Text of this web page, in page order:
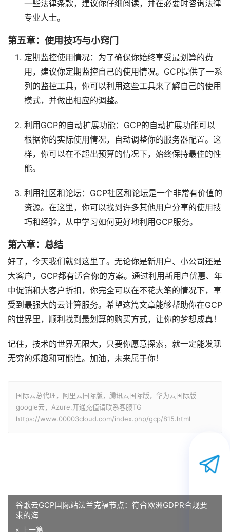
一些法律条款，建议你仔细阅读，并在必要时咨询法律
专业人士。
第五章：使用技巧与小窍门
定期监控使用情况：为了确保你始终享受最划算的费
用，建议你定期监控自己的使用情况。GCP提供了一系
列的监控工具，你可以利用这些工具来了解自己的使用
模式，并做出相应的调整。
利用GCP的自动扩展功能：GCP的自动扩展功能可以
根据你的实际使用情况，自动调整你的服务器配置。这
样，你可以在不超出预算的情况下，始终保持最佳的性
能。
利用社区和论坛：GCP社区和论坛是一个非常有价值的
资源。在这里，你可以找到许多其他用户分享的使用技
巧和经验，从中学习如何更好地利用GCP服务。
第六章：总结
好了，今天我们就到这里了。无论你是新用户、小公司还是
大客户，GCP都有适合你的方案。通过利用新用户优惠、年
中促销和大客户折扣，你完全可以在不花大笔的情况下，享
受到最强大的云计算服务。希望这篇文章能够帮助你在GCP
的世界里，顺利找到最划算的购买方式，让你的梦想成真！
记住，技术的世界无限大，只要你愿意探索，就一定能发现
无穷的乐趣和可能性。加油，未来属于你！
国际云总代理，阿里云国际版，腾讯云国际版，华为云国际版
google云，Azure,开通充值请联系客服TG
https://www.00003cloud.com/index.php/gcp/815.html
谷歌云GCP国际站法兰克福节点：符合欧洲GDPR合规要
求的海
« 上一篇